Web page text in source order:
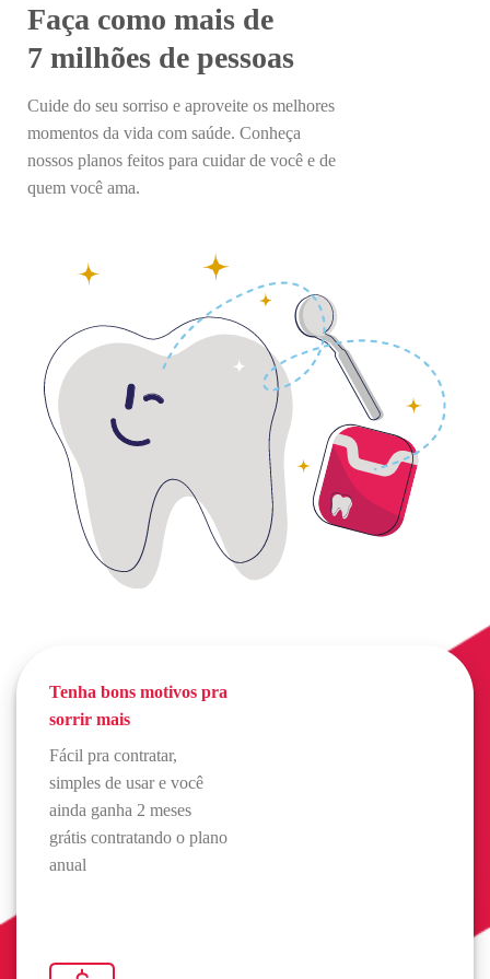
Faça como mais de
7 milhões de pessoas
Cuide do seu sorriso e aproveite os melhores
momentos da vida com saúde. Conheça
nossos planos feitos para cuidar de você e de
quem você ama.
Tenha bons motivos pra
sorrir mais
Fácil pra contratar,
simples de usar e você
ainda ganha 2 meses
grátis contratando o plano
anual